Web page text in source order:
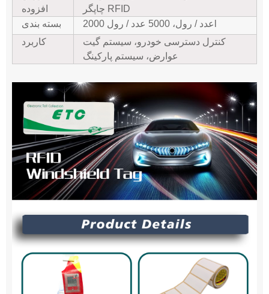
افزوده
چاپگر RFID
بسته بندی
2000 عدد / رول، 5000 عدد / رول
کاربرد
کنترل دسترسی خودرو، سیستم گیت
عوارض، سیستم پارکینگ